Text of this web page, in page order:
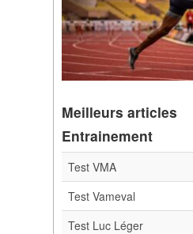
Meilleurs articles
Entrainement
Test VMA
Test Vameval
Test Luc Léger